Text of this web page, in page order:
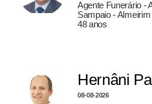
Agente Funerário -
Sampaio -
48 anos
Hernâni
08-08-2026